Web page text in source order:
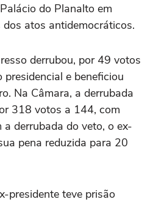
do Planalto em
atos antidemocráticos.
derrubou, por 49 votos
e beneficiou
Na Câmara, a derrubada
318 votos a 144, com
derrubada do veto, o ex-
pena reduzida para 20
presidente teve prisão